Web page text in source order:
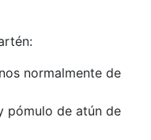
normalmente de
pómulo de atún de